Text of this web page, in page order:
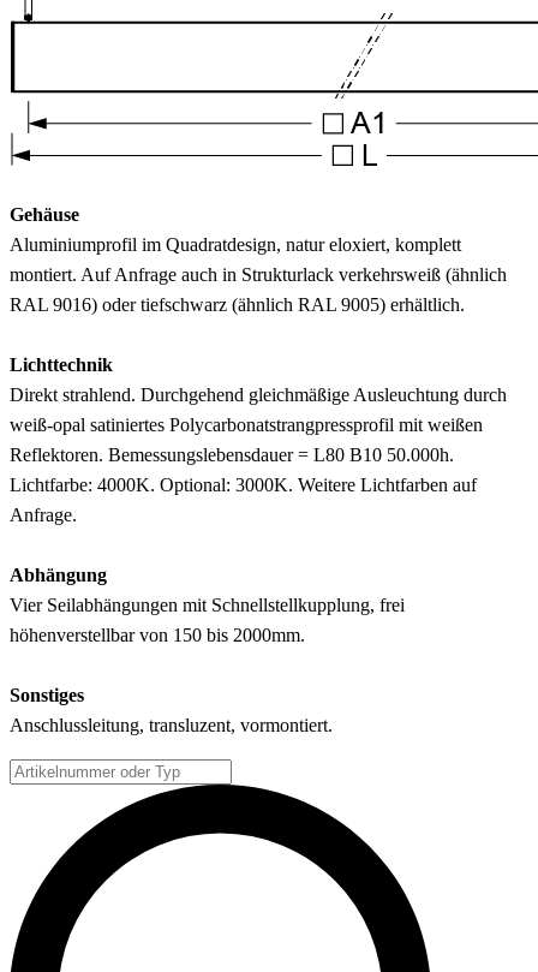
Gehäuse
Aluminiumprofil im Quadratdesign, natur eloxiert, komplett
montiert. Auf Anfrage auch in Strukturlack verkehrsweiß (ähnlich
RAL 9016) oder tiefschwarz (ähnlich RAL 9005) erhältlich.
Lichttechnik
Direkt strahlend. Durchgehend gleichmäßige Ausleuchtung durch
weiß-opal satiniertes Polycarbonatstrangpressprofil mit weißen
Reflektoren. Bemessungslebensdauer = L80 B10 50.000h.
Lichtfarbe: 4000K. Optional: 3000K. Weitere Lichtfarben auf
Anfrage.
Abhängung
Vier Seilabhängungen mit Schnellstellkupplung, frei
höhenverstellbar von 150 bis 2000mm.
Sonstiges
Anschlussleitung, transluzent, vormontiert.